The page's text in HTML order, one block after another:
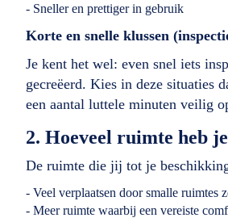
- Sneller en prettiger in gebruik
Korte en snelle klussen
Je kent het wel: even snel iets
gecreëerd. Kies in deze situaties
een aantal luttele minuten veilig
2. Hoeveel ruimte heb
De ruimte die jij tot je
- Veel verplaatsen door smalle ruimtes
- Meer ruimte waarbij een vereiste